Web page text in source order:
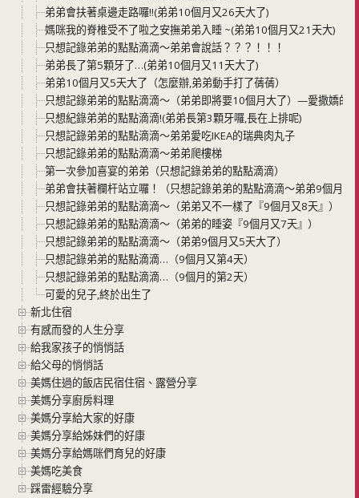
弟弟會扶著桌邊走路囉!!(弟弟10個月又26天大了)
媽咪我的脊椎受不了啦之安撫弟弟入睡 ~(弟弟10個月又21天大)
只想記錄弟弟的點點滴滴～弟弟會說話？？？！！！
弟弟長了第5顆牙了…(弟弟10個月又11天大了)
弟弟10個月又5天大了（怎麼辦,弟弟動手打了蒨蒨）
只想記錄弟弟的點點滴滴～（弟弟即將要10個月大了）—愛撒嬌的
只想紀錄弟弟的點點滴滴!(弟弟長第3顆牙囉,長在上排呢)
只想記錄弟弟的點點滴滴～弟弟愛吃IKEA的瑞典肉丸子
只想記錄弟弟的點點滴滴～弟弟爬樓梯
第一次參加喜宴的弟弟（只想記錄弟弟的點點滴滴）
弟弟會扶著欄杆站立囉！（只想記錄弟弟的點點滴滴～弟弟9個月又
只想記錄弟弟的點點滴滴～（弟弟又不一樣了『9個月又8天』）
只想記錄弟弟的點點滴滴～（弟弟的睡姿『9個月又7天』）
只想記錄弟弟的點點滴滴～（弟弟9個月又5天大了）
只想記錄弟弟的點點滴滴…（9個月又第4天）
只想記錄弟弟的點點滴滴…（9個月的第2天）
可愛的兒子,終於出生了
新北住宿
有感而發的人生分享
給我家孩子的悄悄話
給父母的悄悄話
美媽住過的飯店民宿住宿、露營分享
美媽分享廚房料理
美媽分享給大家的好康
美媽分享給姊妹們的好康
美媽分享給媽咪們育兒的好康
美媽吃美食
踩雷經驗分享